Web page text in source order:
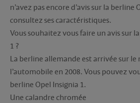
n’avez pas encore d’avis sur la berline
consultez ses caractéristiques.
Vous souhaitez vous faire un avis sur
1 ?
La berline allemande est arrivée sur le
l’automobile en 2008. Vous pouvez
berline Opel Insignia 1.
Une calandre chromée